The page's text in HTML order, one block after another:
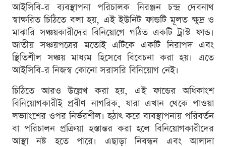
আইসিবি-র ব্যবস্থাপনা পরিচালক নিরঞ্জন চন্দ্র দেবনাথ
স্বাক্ষরিত চিঠিতে বলা হয়, এই ইউনিট ফান্ডটি মূলত ক্ষুদ্র ও
মাঝারি সঞ্চয়কারীদের বিনিয়োগে গঠিত একটি ট্রাস্ট ফান্ড।
জাতীয় সঞ্চয়পত্রের মতোই এটিকে একটি নিরাপদ এবং
স্থিতিশীল সঞ্চয় মাধ্যম হিসেবে বিবেচনা করা হয়। এতে
আইসিবি-র নিজস্ব কোনো সরাসরি বিনিয়োগ নেই।
চিঠিতে আরও উল্লেখ করা হয়, এই ফান্ডের অধিকাংশ
বিনিয়োগকারীই প্রবীণ নাগরিক, যারা এখান থেকে পাওয়া
লভ্যাংশের ওপর নির্ভরশীল। হঠাৎ করে ব্যবস্থাপনায় পরিবর্তন
বা পরিচালন প্রক্রিয়া হস্তান্তর করা হলে বিনিয়োগকারীদের
আস্থা নষ্ট হতে পারে। এছাড়া নিবন্ধন এবং আলাদা